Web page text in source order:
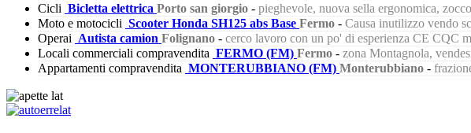
Cicli Bicletta elettrica Porto san giorgio - pieghevole, nuova sella ergonomica,
Moto e motocicli Scooter Honda SH125 abs Base Fermo - Causa inutilizzo vendo
Operai Autista camion Folignano - cerco lavoro con un po' di esperienza CE CQC
Locali commerciali compravendita FERMO (FM) Fermo - zona Montagnola,
Appartamenti compravendita MONTERUBBIANO (FM) Monterubbiano -